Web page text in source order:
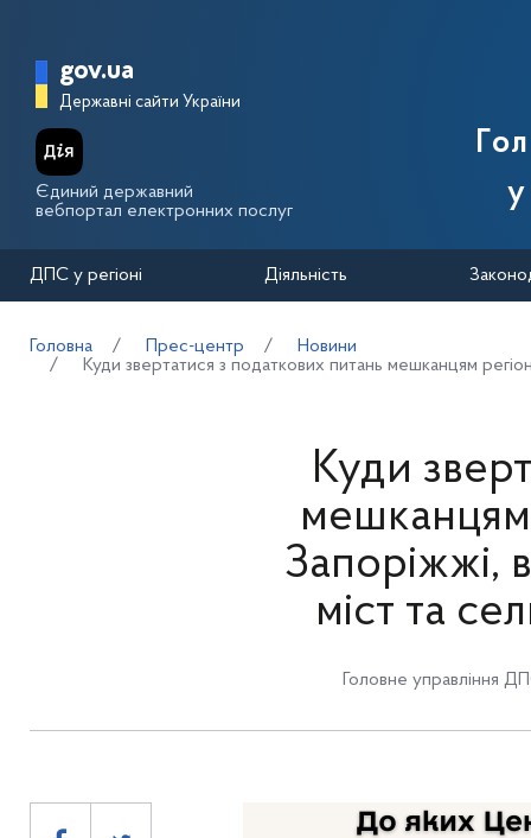
Головна сторінка Державної
gov.ua
Державні сайти України
Єдиний державний
вебпортал електронних послуг
ДПС у регіоні Діяльність
Головна Прес-центр
Новини
Куди звертатися з податкових питань мешканцям
Куди
мешканцям
Запоріжжі,
міст та
Головне управління